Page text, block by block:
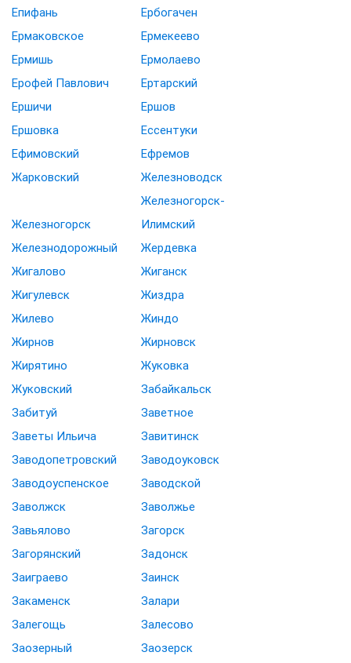
Епифань
Ербогачен
Ермаковское
Ермекеево
Ермишь
Ермолаево
Ерофей Павлович
Ертарский
Ершичи
Ершов
Ершовка
Ессентуки
Ефимовский
Ефремов
Жарковский
Железноводск
Железногорск
Железногорск-
Илимский
Железнодорожный
Жердевка
Жигалово
Жиганск
Жигулевск
Жиздра
Жилево
Жиндо
Жирнов
Жирновск
Жирятино
Жуковка
Жуковский
Забайкальск
Забитуй
Заветное
Заветы Ильича
Завитинск
Заводопетровский
Заводоуковск
Заводоуспенское
Заводской
Заволжск
Заволжье
Завьялово
Загорск
Загорянский
Задонск
Заиграево
Заинск
Закаменск
Залари
Залегощь
Залесово
Заозерный
Заозерск